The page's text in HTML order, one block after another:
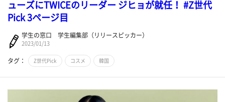
ューズにTWICEのリーダー ジヒョが就任！ #Z世代
Pick 3ページ目
学生の窓口 学生編集部（リリースピッカー）
2023/01/13
タグ： Z世代Pick コスメ 韓国